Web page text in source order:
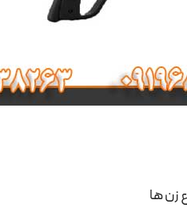
زن ها